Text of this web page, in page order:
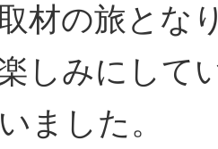
材の旅とな
しみにして
ました。